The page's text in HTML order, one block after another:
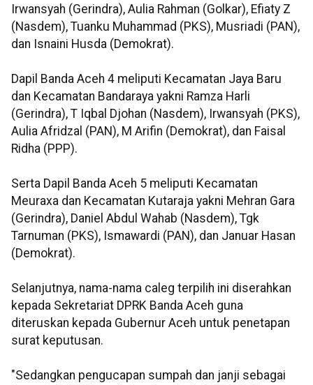
Irwansyah (Gerindra), Aulia Rahman (Golkar), Efiaty Z
(Nasdem), Tuanku Muhammad (PKS), Musriadi (PAN),
dan Isnaini Husda (Demokrat).
Dapil Banda Aceh 4 meliputi Kecamatan Jaya Baru
dan Kecamatan Bandaraya yakni Ramza Harli
(Gerindra), T Iqbal Djohan (Nasdem), Irwansyah (PKS),
Aulia Afridzal (PAN), M Arifin (Demokrat), dan Faisal
Ridha (PPP).
Serta Dapil Banda Aceh 5 meliputi Kecamatan
Meuraxa dan Kecamatan Kutaraja yakni Mehran Gara
(Gerindra), Daniel Abdul Wahab (Nasdem), Tgk
Tarnuman (PKS), Ismawardi (PAN), dan Januar Hasan
(Demokrat).
Selanjutnya, nama-nama caleg terpilih ini diserahkan
kepada Sekretariat DPRK Banda Aceh guna
diteruskan kepada Gubernur Aceh untuk penetapan
surat keputusan.
"Sedangkan pengucapan sumpah dan janji sebagai